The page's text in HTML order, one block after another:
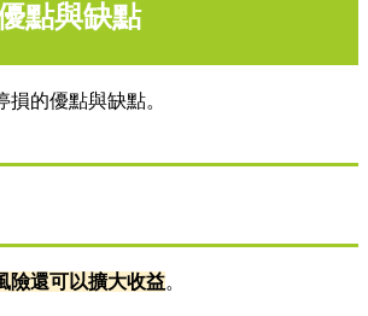
點與缺點
的優點與缺點。
險還可以擴大收益。